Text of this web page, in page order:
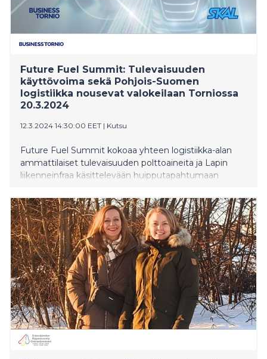
Future Fuel Summit: Tulevaisuuden
käyttövoima sekä Pohjois-Suomen
logistiikka nousevat valokeilaan Torniossa
20.3.2024
12.3.2024 14:30:00 EET | Kutsu
Future Fuel Summit kokoaa yhteen logistiikka-alan
ammattilaiset tulevaisuuden polttoaineita ja Lapin
liikenneinfraa käsittelevään huipputapahtumaan